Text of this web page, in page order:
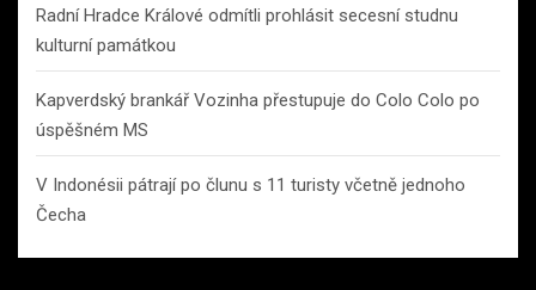
Radní Hradce Králové odmítli prohlásit secesní studnu
kulturní památkou
Kapverdský brankář Vozinha přestupuje do Colo Colo po
úspěšném MS
V Indonésii pátrají po člunu s 11 turisty včetně jednoho
Čecha